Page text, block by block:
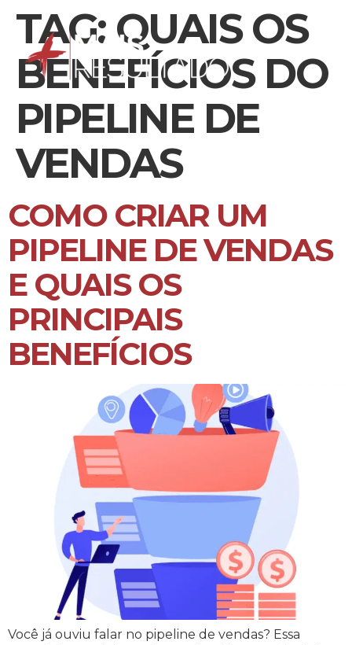
TAG: QUAIS OS
BENEFÍCIOS DO
PIPELINE DE
VENDAS
COMO CRIAR UM
PIPELINE DE VENDAS
E QUAIS OS
PRINCIPAIS
BENEFÍCIOS
Você já ouviu falar no pipeline de vendas? Essa